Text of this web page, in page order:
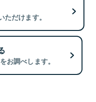
だけます。
お調べします。